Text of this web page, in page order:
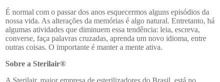
É normal com o passar dos anos esquecermos alguns episódios da
nossa vida. As alterações da memórias é algo natural. Entretanto, há
algumas atividades que diminuem essa tendência: leia, escreva,
converse, faça palavras cruzadas, aprenda um novo idioma, entre
outras coisas. O importante é manter a mente ativa.
Sobre a Sterilair®
A Sterilair, maior empresa de esterilizadores do Brasil, está no